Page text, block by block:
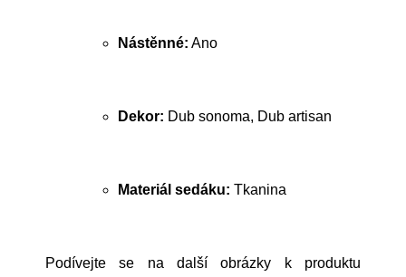
Nástěnné: Ano
Dekor: Dub sonoma, Dub artisan
Materiál sedáku: Tkanina
Podívejte se na další obrázky k produktu